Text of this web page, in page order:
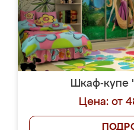
Шкаф-купе
Цена: от